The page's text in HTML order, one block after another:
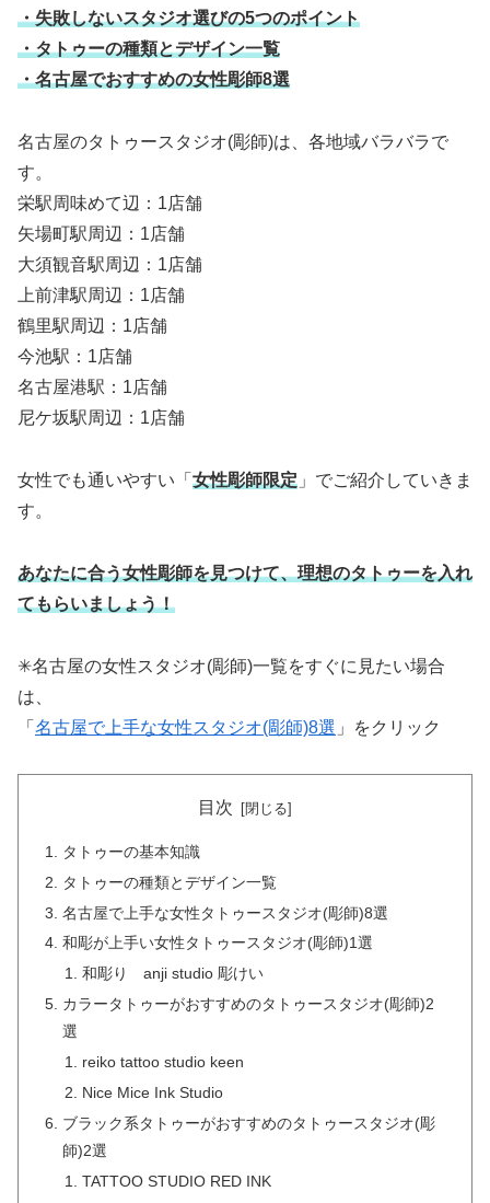
・失敗しないスタジオ選びの5つのポイント
・タトゥーの種類とデザイン一覧
・名古屋でおすすめの女性彫師8選
名古屋のタトゥースタジオ(彫師)は、各地域バラバラで
す。
栄駅周味めて辺：1店舗
矢場町駅周辺：1店舗
大須観音駅周辺：1店舗
上前津駅周辺：1店舗
鶴里駅周辺：1店舗
今池駅：1店舗
名古屋港駅：1店舗
尼ケ坂駅周辺：1店舗
女性でも通いやすい「 女性彫師限定 」でご紹介していきま
す。
あなたに合う女性彫師を見つけて、理想のタトゥーを入れ
てもらいましょう！
✳︎名古屋の女性スタジオ(彫師)一覧をすぐに見たい場合
は、
「 名古屋で上手な女性スタジオ(彫師)8選 」をクリック
目次
タトゥーの基本知識
タトゥーの種類とデザイン一覧
名古屋で上手な女性タトゥースタジオ(彫師)8選
和彫が上手い女性タトゥースタジオ(彫師)1選
和彫り anji studio 彫けい
カラータトゥーがおすすめのタトゥースタジオ(彫師)2
選
reiko tattoo studio keen
Nice Mice Ink Studio
ブラック系タトゥーがおすすめのタトゥースタジオ(彫
師)2選
TATTOO STUDIO RED INK